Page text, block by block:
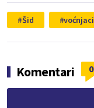
Šid voćnjaci
Komentari 0